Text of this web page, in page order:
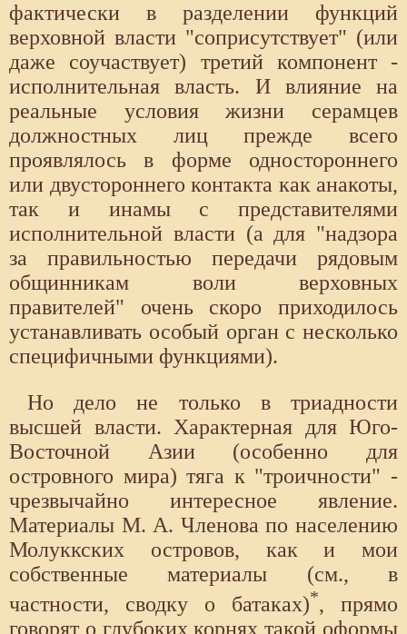
фактически в разделении функций
верховной власти "соприсутствует" (или
даже соучаствует) третий компонент -
исполнительная власть. И влияние на
реальные условия жизни серамцев
должностных лиц прежде всего
проявлялось в форме одностороннего
или двустороннего контакта как анакоты,
так и инамы с представителями
исполнительной власти (а для "надзора
за правильностью передачи рядовым
общинникам воли верховных
правителей" очень скоро приходилось
устанавливать особый орган с несколько
специфичными функциями).
Но дело не только в триадности
высшей власти. Характерная для Юго-
Восточной Азии (особенно для
островного мира) тяга к "троичности" -
чрезвычайно интересное явление.
Материалы М. А. Членова по населению
Молуккских островов, как и мои
собственные материалы (см., в
частности, сводку о батаках)*, прямо
говорят о глубоких корнях такой oформы